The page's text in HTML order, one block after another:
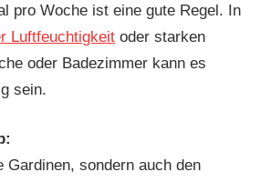
pro Woche ist eine gute Regel. In
Luftfeuchtigkeit oder starken
oder Badezimmer kann es
sein.
Gardinen, sondern auch den